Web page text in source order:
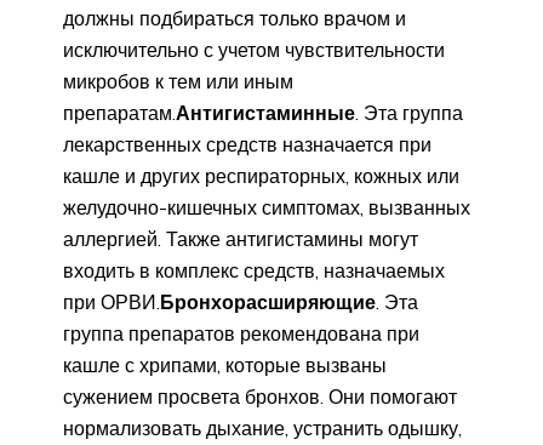
должны подбираться только врачом и
исключительно с учетом чувствительности
микробов к тем или иным
препаратам. Антигистаминные . Эта группа
лекарственных средств назначается при
кашле и других респираторных, кожных или
желудочно-кишечных симптомах, вызванных
аллергией. Также антигистамины могут
входить в комплекс средств, назначаемых
при ОРВИ. Бронхорасширяющие . Эта
группа препаратов рекомендована при
кашле с хрипами, которые вызваны
сужением просвета бронхов. Они помогают
нормализовать дыхание, устранить одышку,